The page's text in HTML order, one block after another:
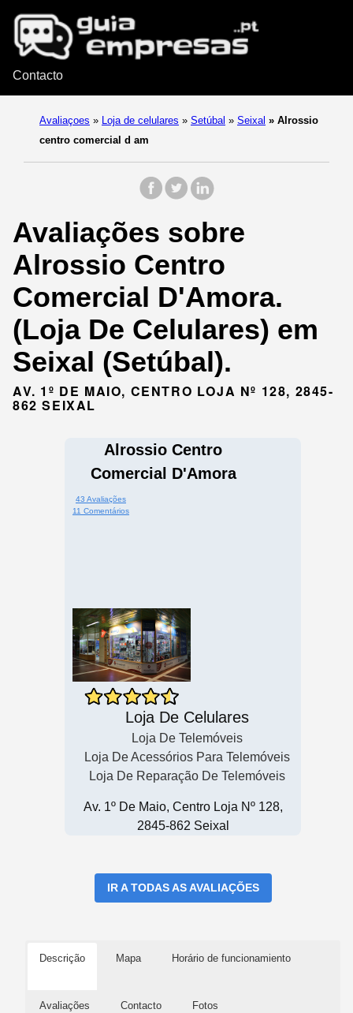
Contacto
Avaliaçoes » Loja de celulares » Setúbal » Seixal » Alrossio
centro comercial d am
Avaliações sobre
Alrossio Centro
Comercial D'Amora.
(Loja De Celulares) em
Seixal (Setúbal).
AV. 1º DE MAIO, CENTRO LOJA Nº 128, 2845-
862 SEIXAL
Alrossio Centro
Comercial D'Amora
43 Avaliações
11 Comentários
Loja De Celulares
Loja De Telemóveis
Loja De Acessórios Para Telemóveis
Loja De Reparação De Telemóveis
Av. 1º De Maio, Centro Loja Nº 128,
2845-862 Seixal
IR A TODAS AS AVALIAÇÕES
Descrição Mapa Horário de funcionamiento
Avaliações Contacto Fotos